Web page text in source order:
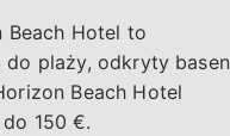
Beach Hotel to
plaży, odkryty basen
Beach Hotel
150 €.